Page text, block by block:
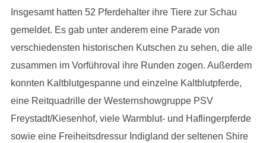
Insgesamt hatten 52 Pferdehalter ihre Tiere zur Schau
gemeldet. Es gab unter anderem eine Parade von
verschiedensten historischen Kutschen zu sehen, die alle
zusammen im Vorführoval ihre Runden zogen. Außerdem
konnten Kaltblutgespanne und einzelne Kaltblutpferde,
eine Reitquadrille der Westernshowgruppe PSV
Freystadt/Kiesenhof, viele Warmblut- und Haflingerpferde
sowie eine Freiheitsdressur Indigland der seltenen Shire